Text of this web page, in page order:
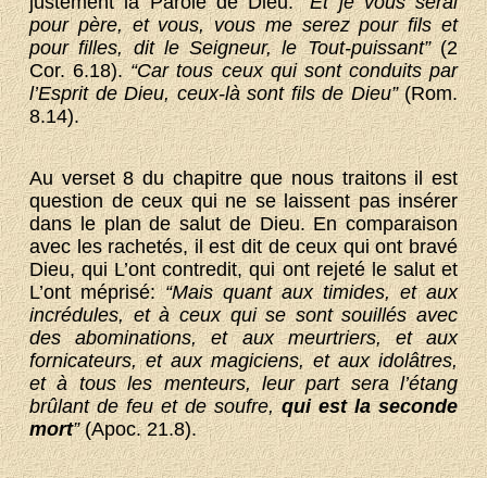
pour père, et vous, vous me serez pour fils et
pour filles, dit le Seigneur, le Tout-puissant”(2
Cor. 6.18).“Car tous ceux qui sont conduits par
l’Esprit de Dieu, ceux-là sont fils de Dieu”(Rom.
8.14).
Au verset 8 du chapitre que nous traitons il est
question de ceux qui ne se laissent pas insérer
dans le plan de salut de Dieu. En comparaison
avec les rachetés, il est dit de ceux qui ont bravé
Dieu, qui L’ont contredit, qui ont rejeté le salut et
L’ont méprisé:“Mais quant aux timides, et aux
incrédules, et à ceux qui se sont souillés avec
des abominations, et aux meurtriers, et aux
fornicateurs, et aux magiciens, et aux idolâtres,
et à tous les menteurs, leur part sera l’étang
brûlant de feu et de soufre,qui est la seconde
mort”(Apoc. 21.8).